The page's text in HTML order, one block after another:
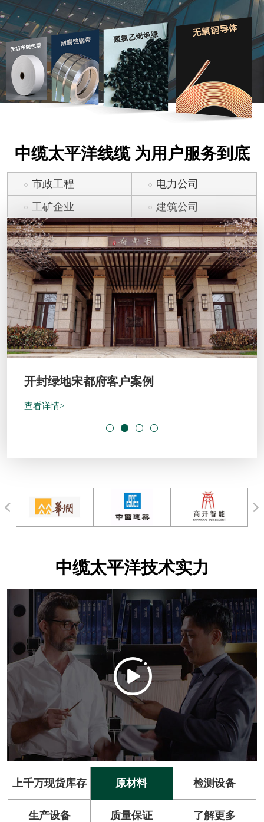
中缆太平洋线缆 为用户服务到底
市政工程
电力公司
工矿企业
建筑公司
开封绿地宋都府客户案例
查看详情>
中缆太平洋技术实力
上千万现货库存 原材料 检测设备
生产设备 质量保证 了解更多